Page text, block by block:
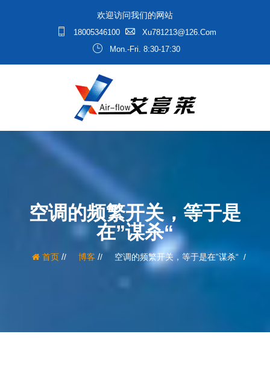
欢迎访问我们的网站
18005346100
Xu781213@126.com
Mon.-Fri. 8:30-17:30
空调的频繁开关，等于是
在”谋杀“
首页/ 博客 / 空调的频繁开关，等于是在”谋杀“